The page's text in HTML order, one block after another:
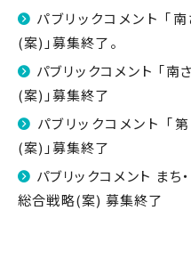
パブリックコメント 「
(案)」募集終了。
パブリックコメント 「
(案)」募集終了
パブリックコメント 「
(案)」募集終了
パブリックコメント まち
総合戦略(案) 募集終了